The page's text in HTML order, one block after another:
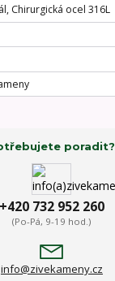
Chirurgická ocel 316L
poradit?
+420 732 952 260
(Po-Pá, 9-19 hod.)
info@zivekameny.cz